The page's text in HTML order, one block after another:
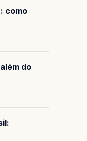
como
do